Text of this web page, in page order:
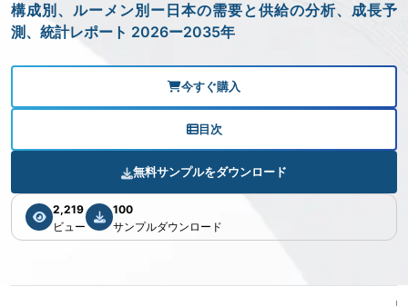
構成別、ルーメン別ー日本の需要と供給の分析、成長予
測、統計レポート 2026ー2035年
今すぐ購入
目次
無料サンプルをダウンロード
2,219
ビュー
100
サンプルダウンロード